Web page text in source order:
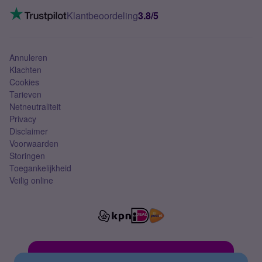
Mobiel abonnement
VoLTE 4G bellenKlantbeoordeling3.8/5
Annuleren
Klachten
Cookies
Tarieven
Netneutraliteit
Privacy
Disclaimer
Voorwaarden
Storingen
Toegankelijkheid
Veilig online